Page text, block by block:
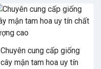
Chuyên cung cấp giống
cây mận tam hoa uy tín